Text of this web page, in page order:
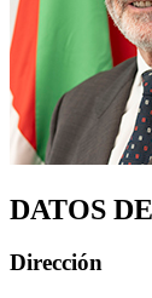
DATOS
Dirección